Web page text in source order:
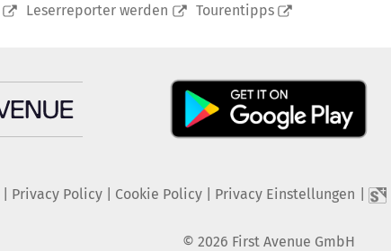
Leserreporter werden Tourentipps
Privacy Policy| Cookie Policy| Privacy Einstellungen
© 2026 First Avenue GmbH